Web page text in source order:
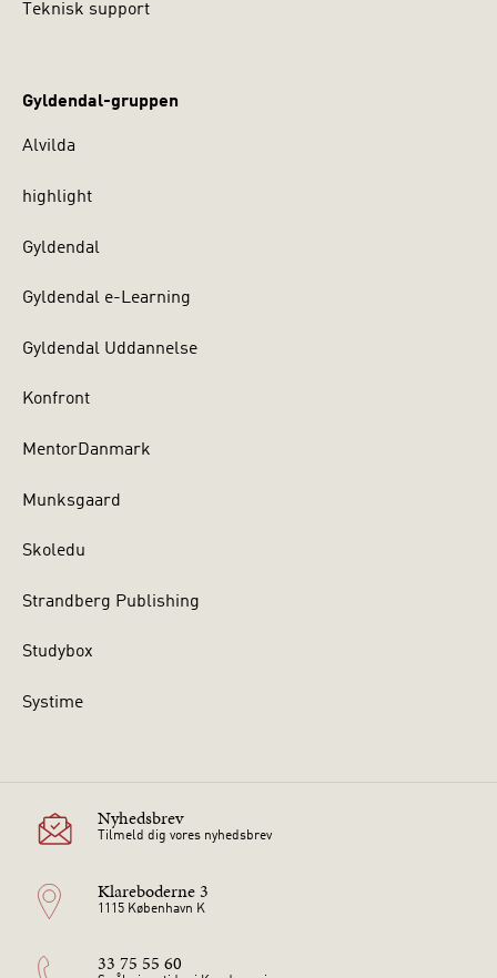
Teknisk support
Gyldendal-gruppen
Alvilda
highlight
Gyldendal
Gyldendal e-Learning
Gyldendal Uddannelse
Konfront
MentorDanmark
Munksgaard
Skoledu
Strandberg Publishing
Studybox
Systime
Nyhedsbrev
Tilmeld dig vores nyhedsbrev
Klareboderne 3
1115 København K
33 75 55 60